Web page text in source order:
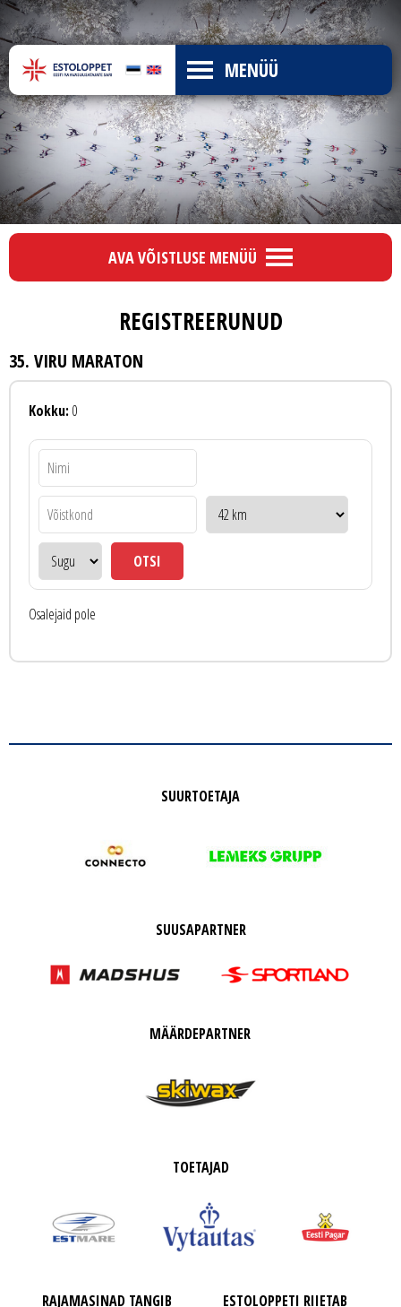
MENÜÜ
AVA VÕISTLUSE MENÜÜ
REGISTREERUNUD
35. VIRU MARATON
Kokku:0
Osalejaid pole
SUURTOETAJA
SUUSAPARTNER
MÄÄRDEPARTNER
TOETAJAD
RAJAMASINAD TANGIB ESTOLOPPETI RIIETAB